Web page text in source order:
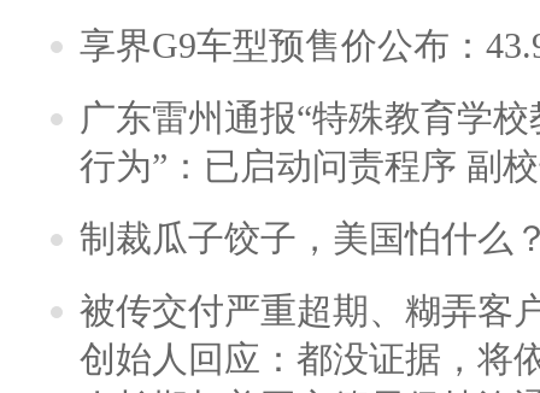
享界G9车型预售价公布：
广东雷州通报“特殊教育学
行为”：已启动问责程序 副
制裁瓜子饺子，美国怕什么
被传交付严重超期、糊弄客
创始人回应：都没证据，将